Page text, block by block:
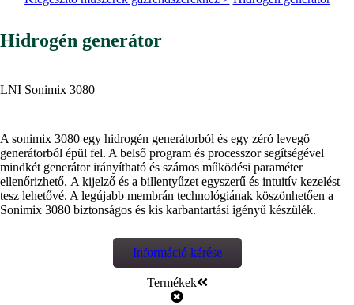
Hidrogén generátor
LNI Sonimix 3080
A sonimix 3080 egy hidrogén generátorból és egy zéró levegő
generátorból épül fel. A belső program és processzor segítségével
mindkét generátor irányítható és számos működési paraméter
ellenőrizhető. A kijelző és a billentyűzet egyszerű és intuitív kezelést
tesz lehetővé. A legújabb membrán technológiának köszönhetően a
Sonimix 3080 biztonságos és kis karbantartási igényű készülék.
Információ kérése
Termékek